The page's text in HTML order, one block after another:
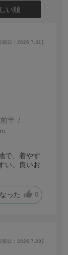
い順
稿日：2026.7.31】
半
で、着やす
い。良いお
った 0
稿日：2026.7.29】